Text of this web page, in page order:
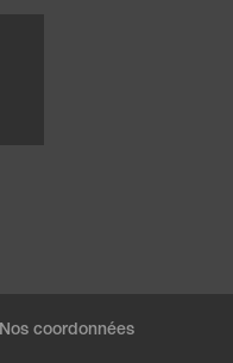
Nos coordonnées